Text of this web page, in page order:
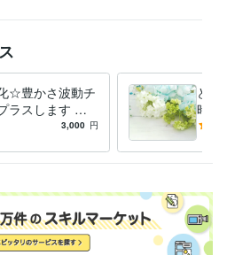
ル１～６）
取得年 : 2022年
ーク
年Word:8年
年Canva:1年
☆豊かさ波動チ
ラスします 浄
調整、不要思考
3,000 円
どう
時！
２つ
ます